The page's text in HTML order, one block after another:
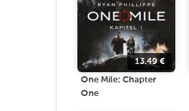
13.49€
One Mile: Chapter
One